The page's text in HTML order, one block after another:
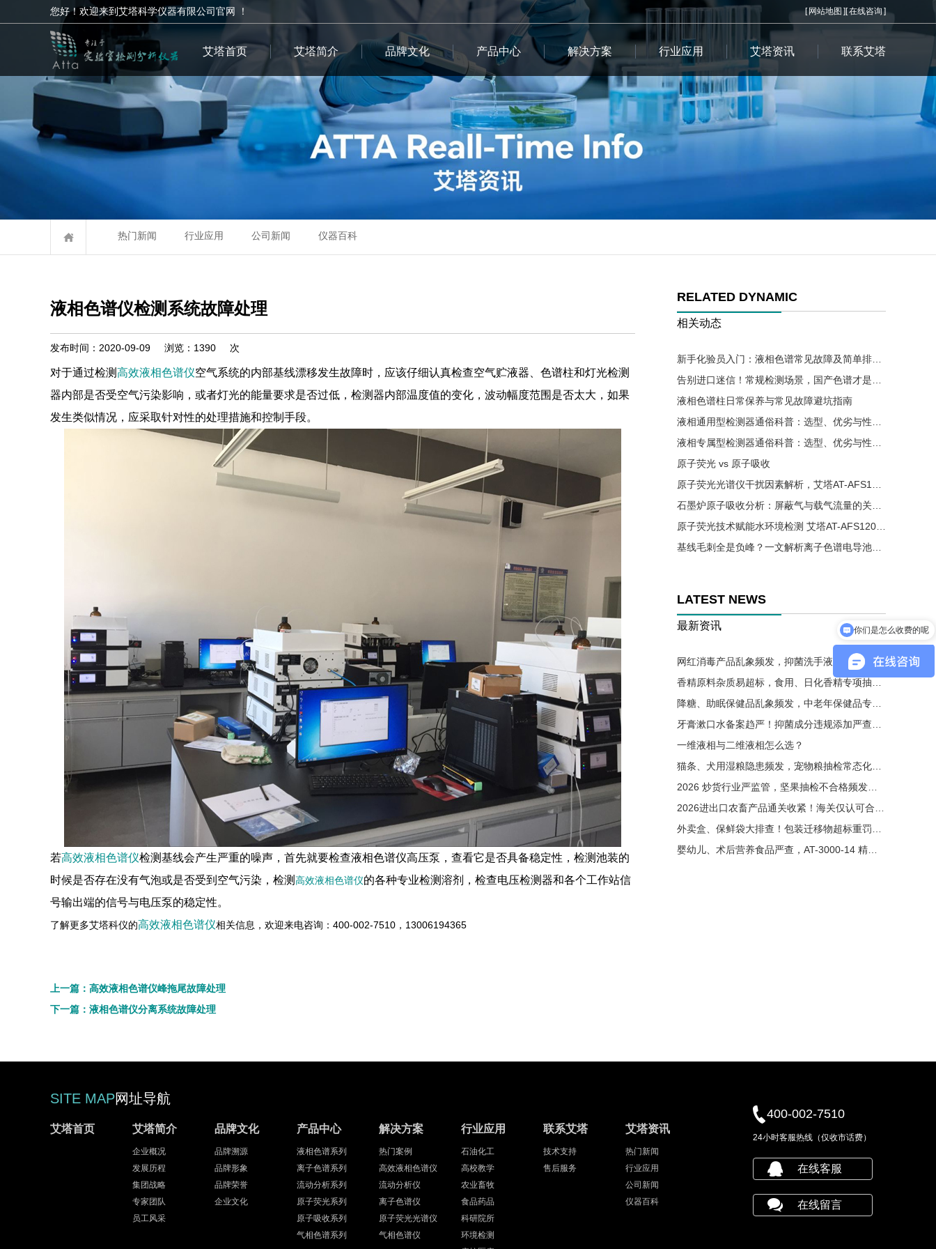
您好！欢迎来到艾塔科学仪器有限公司官网 ！ [网站地图 ][在线咨询]
艾塔首页 艾塔简介 品牌文化 产品中心 解决方案 行业应用 艾塔资讯 联系艾塔
热门新闻 行业应用 公司新闻 仪器百科
RELATED DYNAMIC
相关动态
液相色谱柱日常保养与常见故障避坑指南
原子荧光 vs 原子吸收
LATEST NEWS
最新资讯
网红消毒产品乱象频发，抑菌洗手液、消毒凝胶大排查！非法添加零容忍，液相检测是备案硬性条件
一维液相与二维液相怎么选？
液相色谱仪检测系统故障处理
发布时间：2020-09-09 浏览： 1390 次
对于通过检测高效液相色谱仪空气系统的内部基线漂移发生故障时，应该仔细认真检查空气贮液器、色谱柱和灯光检测
器内部是否受空气污染影响，或者灯光的能量要求是否过低，检测器内部温度值的变化，波动幅度范围是否太大，如果
发生类似情况，应采取针对性的处理措施和控制手段。
若高效液相色谱仪检测基线会产生严重的噪声，首先就要检查液相色谱仪高压泵，查看它是否具备稳定性，检测池装的
时候是否存在没有气泡或是否受到空气污染，检测高效液相色谱仪的各种专业检测溶剂，检查电压检测器和各个工作站信
号输出端的信号与电压泵的稳定性。
了解更多艾塔科仪的高效液相色谱仪相关信息，欢迎来电咨询：400-002-7510，13006194365
上一篇：高效液相色谱仪峰拖尾故障处理
下一篇：液相色谱仪分离系统故障处理
SITE MAP网址导航
艾塔首页 艾塔简介
企业概况
发展历程
集团战略
专家团队
员工风采
品牌文化
品牌溯源
品牌形象
品牌荣誉
企业文化
产品中心
液相色谱系列
离子色谱系列
流动分析系列
原子荧光系列
原子吸收系列
气相色谱系列
解决方案
热门案例
高效液相色谱仪
流动分析仪
离子色谱仪
原子荧光光谱仪
气相色谱仪
行业应用
石油化工
高校教学
农业畜牧
食品药品
科研院所
环境检测
联系艾塔
技术支持
售后服务
艾塔资讯
热门新闻
行业应用
公司新闻
仪器百科
400-002-7510
24小时客服热线（仅收市话费）
在线客服
在线留言
你们是怎么收费的呢
现在有优惠活动吗